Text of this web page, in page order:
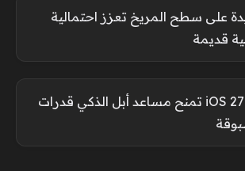
على سطح المريخ تعزز احتمالية
قديمة
تحديثات نظام iOS 27 تمنح مساعد أبل الذكي قدرات